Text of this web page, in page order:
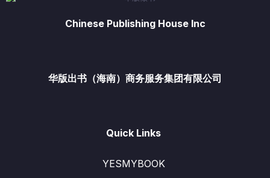
Chinese Publishing House Inc
华版出书（海南）商务服务集团有限公司
Quick Links
YESMYBOOK